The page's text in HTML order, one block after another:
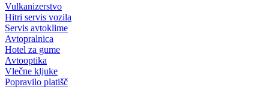
Vulkanizerstvo
Hitri servis vozila
Servis avtoklime
Avtopralnica
Hotel za gume
Avtooptika
Vlečne kljuke
Popravilo platišč